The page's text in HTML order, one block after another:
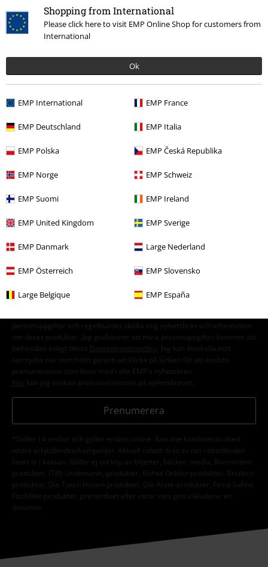
Shopping from International
Please click here to visit EMP Online Shop for customers from
International
Ok
EMP International EMP France
EMP Deutschland EMP Italia
EMP Polska EMP Česká Republika
EMP Norge EMP Schweiz
EMP Suomi EMP Ireland
EMP United Kingdom EMP Sverige
EMP Danmark Large Nederland
EMP Österreich EMP Slovensko
Large Belgique EMP España
Kläder & accessoarer Smycken & Extras Bälten & Spännen
Teman
Bandmerch Accessoarer
Bandmerch
Nyhetsbrev
nyhetsbrev!Mer
personuppgifter och regelbundet skicka mig nyhetsbrev och information
om deras produkter. Jag godkänner att mina personuppgifter kommer att
behandlas enligt deras
Datasekretesspolicy
. Jag kan återkalla mitt
samtycke när som helst genom att klicka på länken för att avsluta
prenumeration som finns med i alla EMP:s nyhetsbrev.
Här kan jag avsluta prenumerationen på nyhetsbrevet.
Prenumerera
*Gäller i 4 veckor och gäller endast online. Kan inte kombineras med
andra erbjudanden/kampanjer. Aktuell rabatt dras av när rabattkoden
löses in i kassan. Gäller ej vid köp av biljetter, böcker, media, Rammstein-
produkter, (Till) Lindemann,-produkter, Böhse Onklez-produkter, Broilers-
produkter, Die Toten Hosen-produkter, Die Ärzte-produkter, Feine Sahne
Fischfilet-produkter, presentkort eller varor vars pris inkluderar en
donation.